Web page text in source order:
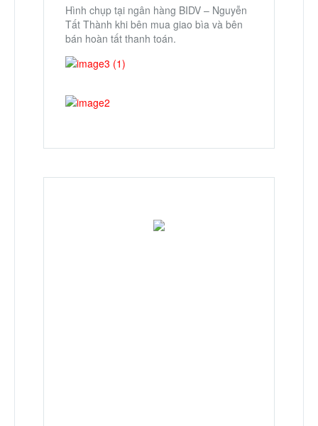
Hình chụp tại ngân hàng BIDV – Nguyễn
Tất Thành khi bên mua giao bìa và bên
bán hoàn tất thanh toán.